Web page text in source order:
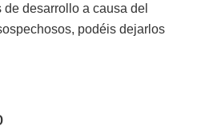
desarrollo a causa del
podéis dejarlos